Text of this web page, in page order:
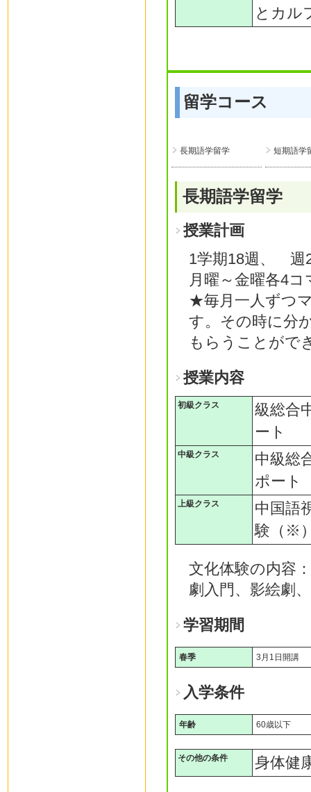
とカル
留学コース
長期語学留学 短期語学
長期語学留学
授業計画
1学期18週、 週
月曜～金曜各4
★毎月一人ずつ
す。その時に分
もらうことがで
授業内容
初級クラス
級総合
ート
中級クラス
中級総
ポート
上級クラス
中国語
験（※
文化体験の内容
劇入門、影絵劇
学習期間
春季 3月1日開講
入学条件
年齢 60歳以下
その他の条件 身体健